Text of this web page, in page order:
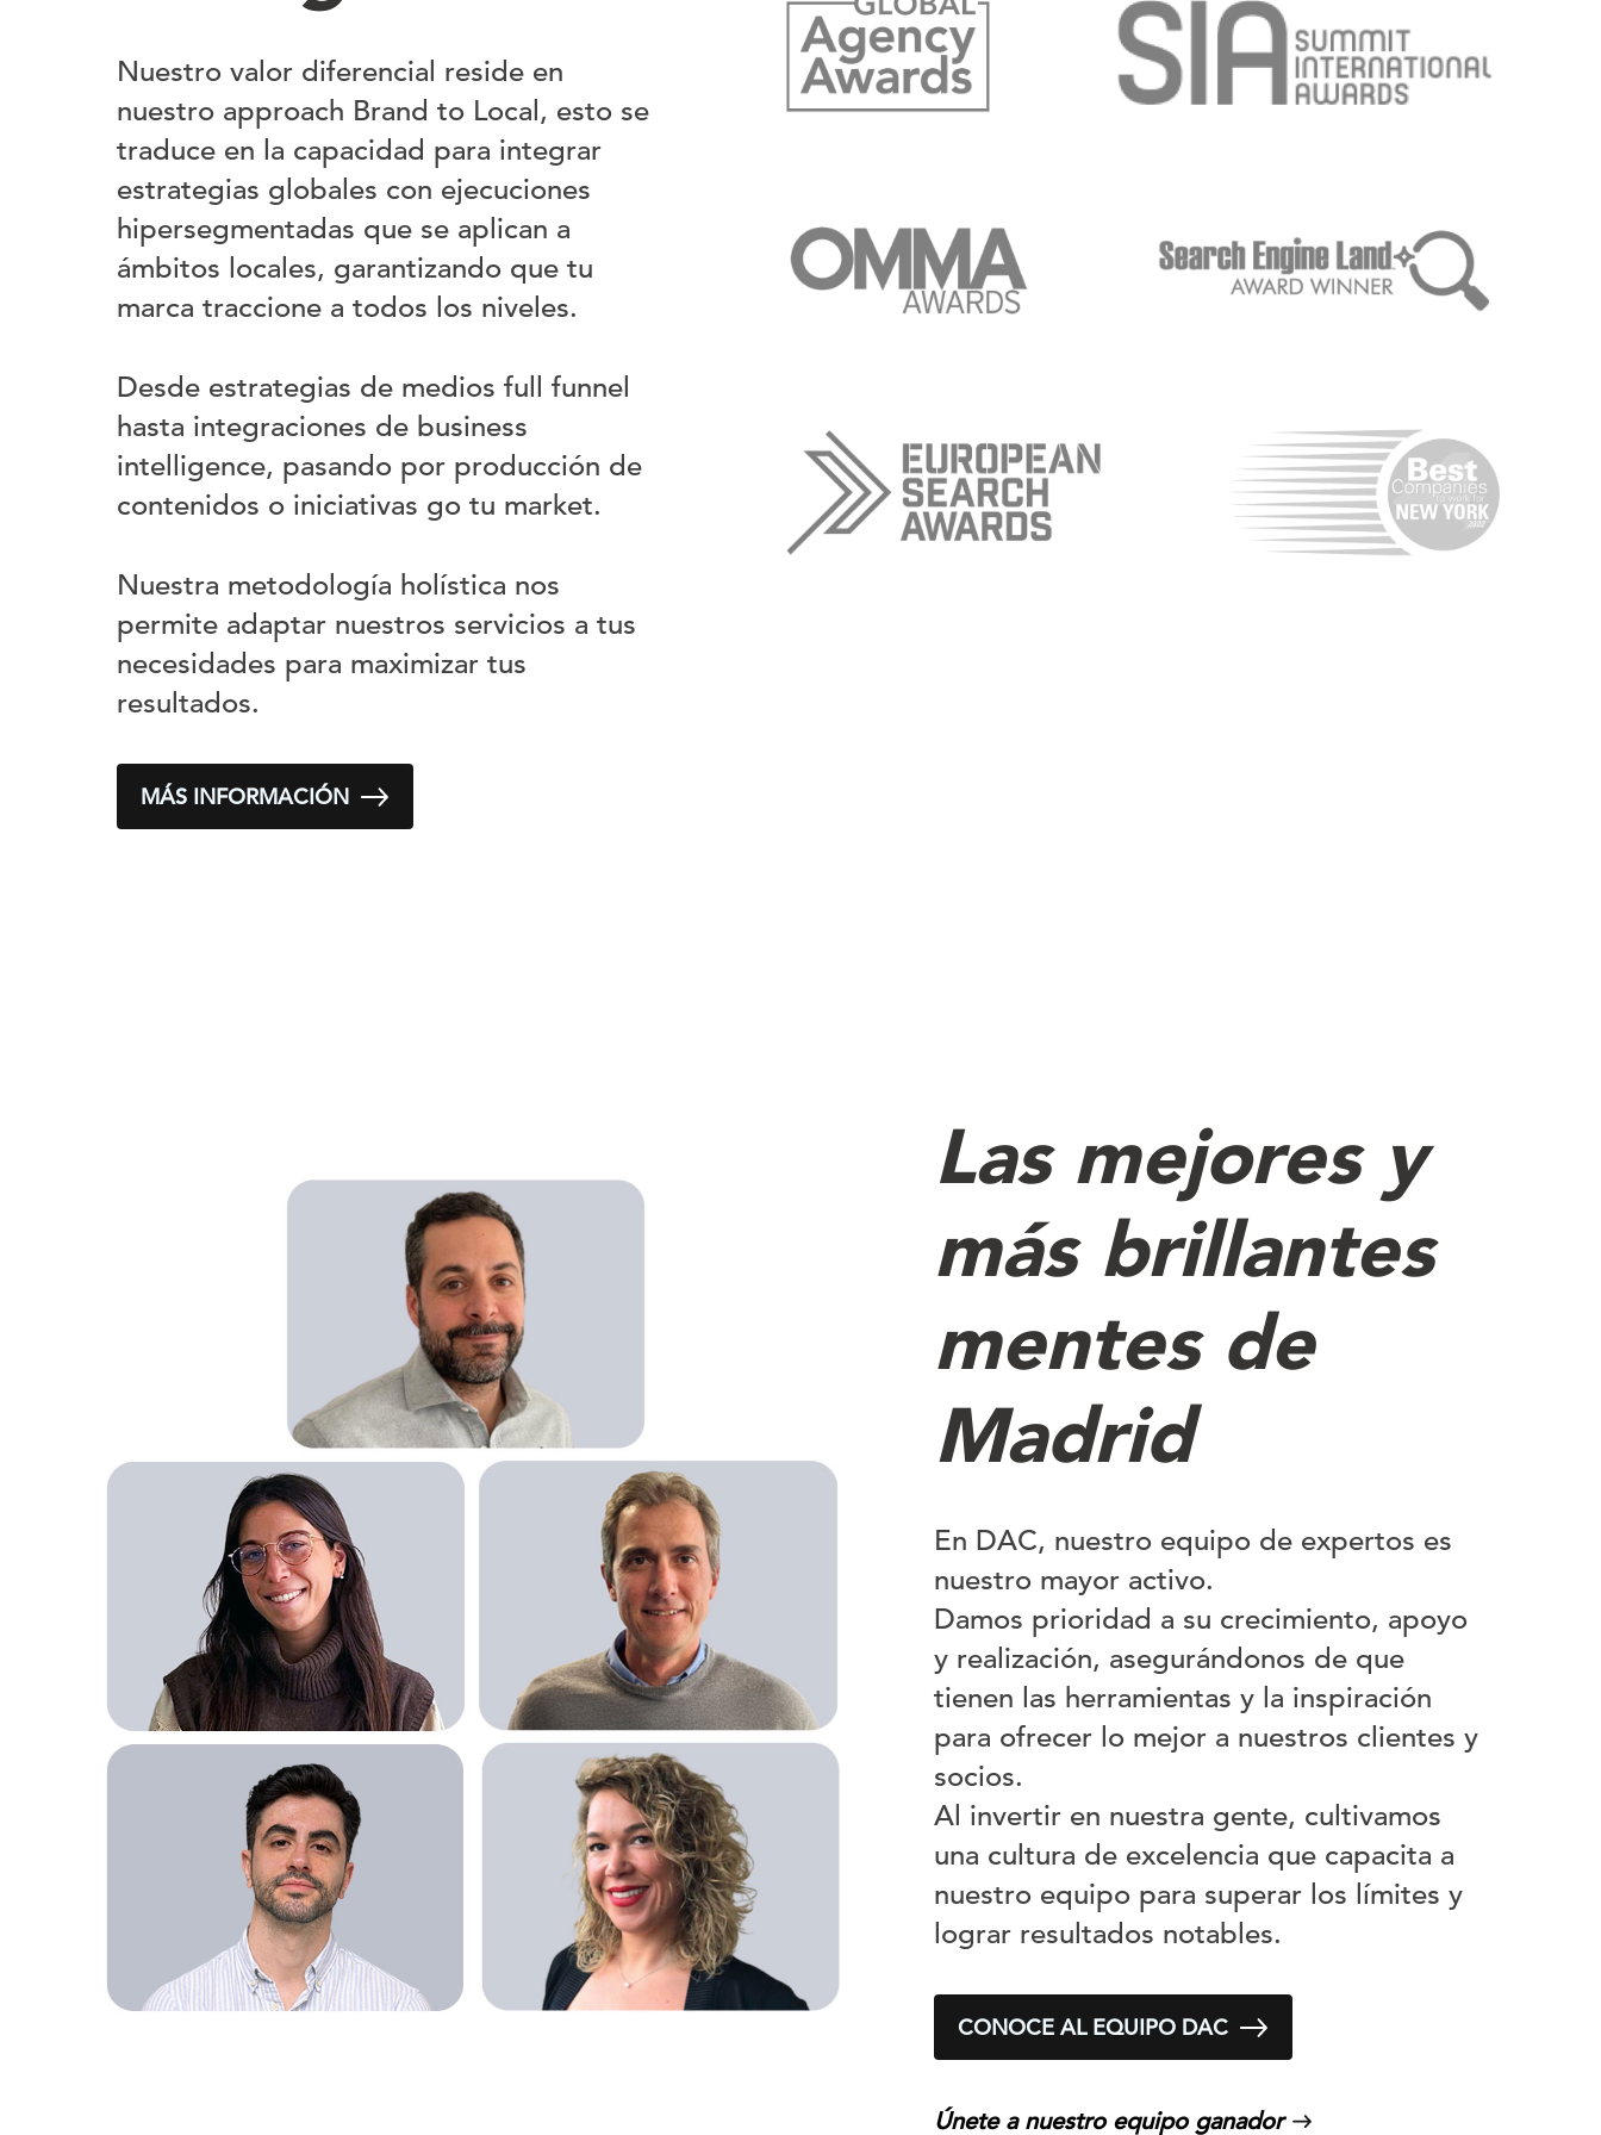
Nuestro valor diferencial reside en
nuestro approach Brand to Local, esto se
traduce en la capacidad para integrar
estrategias globales con ejecuciones
hipersegmentadas que se aplican a
ámbitos locales, garantizando que tu
marca traccione a todos los niveles.
Desde estrategias de medios full funnel
hasta integraciones de business
intelligence, pasando por producción de
contenidos o iniciativas go tu market.
Nuestra metodología holística nos
permite adaptar nuestros servicios a tus
necesidades para maximizar tus
resultados.
MÁS INFORMACIÓN
Las mejores y
más brillantes
mentes de
Madrid
En DAC, nuestro equipo de expertos es
nuestro mayor activo.
Damos prioridad a su crecimiento, apoyo
y realización, asegurándonos de que
tienen las herramientas y la inspiración
para ofrecer lo mejor a nuestros clientes y
socios.
Al invertir en nuestra gente, cultivamos
una cultura de excelencia que capacita a
nuestro equipo para superar los límites y
lograr resultados notables.
CONOCE AL EQUIPO DAC
Únete a nuestro equipo ganador